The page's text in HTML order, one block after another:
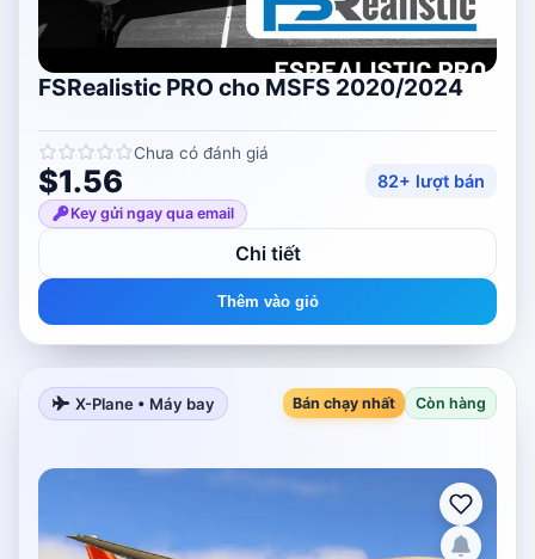
FSRealistic PRO cho MSFS 2020/2024
Chưa có đánh giá
$1.56 82+ lượt bán
Key gửi ngay qua email
Chi tiết
Thêm vào giỏ
X-Plane • Máy bay Bán chạy nhất Còn hàng